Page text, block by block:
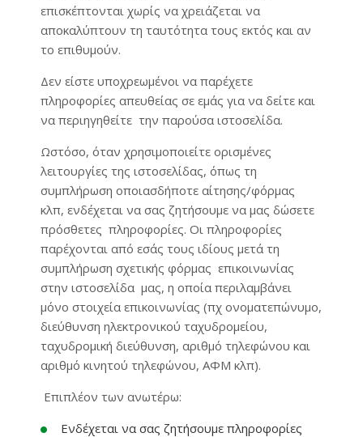
επισκέπτονται χωρίς να χρειάζεται να
αποκαλύπτουν τη ταυτότητα τους εκτός και αν
το επιθυμούν.
Δεν είστε υποχρεωμένοι να παρέχετε
πληροφορίες απευθείας σε εμάς για να δείτε και
να περιηγηθείτε την παρούσα ιστοσελίδα.
Ωστόσο, όταν χρησιμοποιείτε ορισμένες
λειτουργίες της ιστοσελίδας, όπως τη
συμπλήρωση οποιασδήποτε αίτησης/φόρμας
κλπ, ενδέχεται να σας ζητήσουμε να μας δώσετε
πρόσθετες πληροφορίες. Οι πληροφορίες
παρέχονται από εσάς τους ιδίους μετά τη
συμπλήρωση σχετικής φόρμας επικοινωνίας
στην ιστοσελίδα μας, η οποία περιλαμβάνει
μόνο στοιχεία επικοινωνίας (πχ ονοματεπώνυμο,
διεύθυνση ηλεκτρονικού ταχυδρομείου,
ταχυδρομική διεύθυνση, αριθμό τηλεφώνου και
αριθμό κινητού τηλεφώνου, ΑΦΜ κλπ).
Επιπλέον των ανωτέρω:
Eνδέχεται να σας ζητήσουμε πληροφορίες